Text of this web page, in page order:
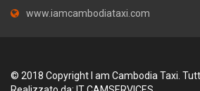
www.iamcambodiataxi.com
© 2018 Copyright I am Cambodia Taxi.